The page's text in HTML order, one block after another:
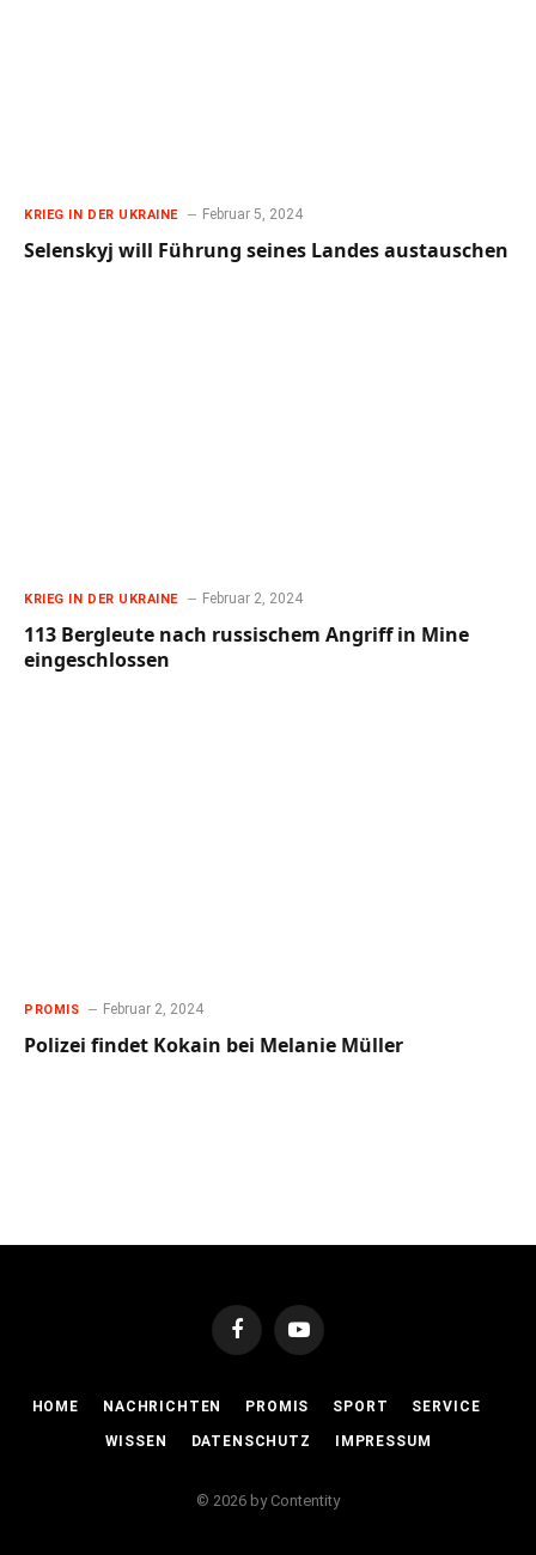
KRIEG IN DER UKRAINE Februar 5, 2024
Selenskyj will Führung seines Landes austauschen
KRIEG IN DER UKRAINE Februar 2, 2024
113 Bergleute nach russischem Angriff in Mine
eingeschlossen
PROMIS Februar 2, 2024
Polizei findet Kokain bei Melanie Müller
FacebookYouTube
HOME NACHRICHTEN PROMIS SPORT SERVICE
WISSEN DATENSCHUTZ IMPRESSUM
© 2026 by Contentity